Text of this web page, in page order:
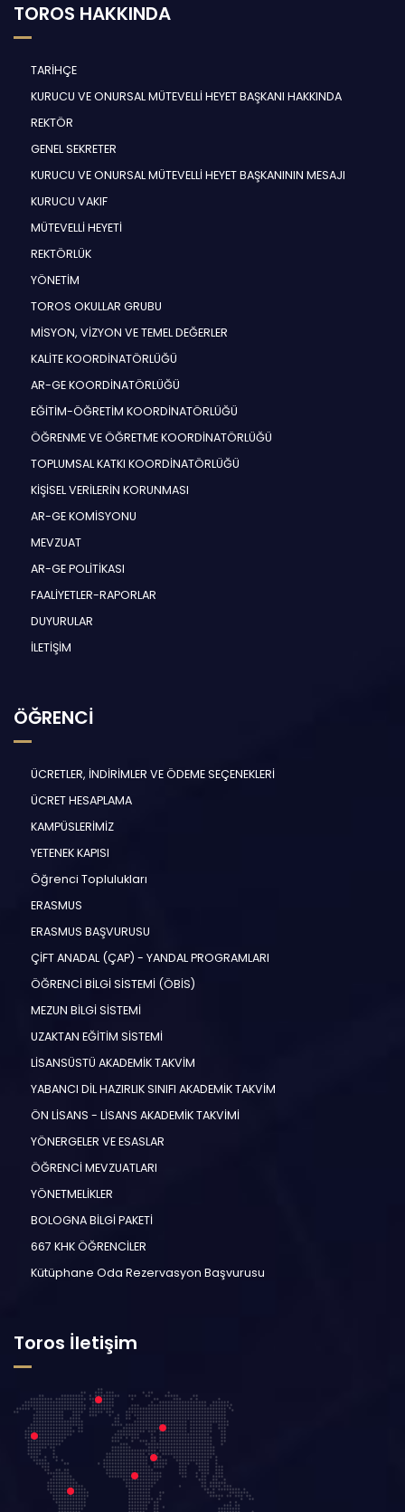
TOROS HAKKINDA
TARİHÇE
KURUCU VE ONURSAL MÜTEVELLİ HEYET BAŞKANI HAKKINDA
REKTÖR
GENEL SEKRETER
KURUCU VE ONURSAL MÜTEVELLİ HEYET BAŞKANININ MESAJI
KURUCU VAKIF
MÜTEVELLİ HEYETİ
REKTÖRLÜK
YÖNETİM
TOROS OKULLAR GRUBU
MİSYON, VİZYON VE TEMEL DEĞERLER
KALİTE KOORDİNATÖRLÜĞÜ
AR-GE KOORDİNATÖRLÜĞÜ
EĞİTİM-ÖĞRETİM KOORDİNATÖRLÜĞÜ
ÖĞRENME VE ÖĞRETME KOORDİNATÖRLÜĞÜ
TOPLUMSAL KATKI KOORDİNATÖRLÜĞÜ
KİŞİSEL VERİLERİN KORUNMASI
AR-GE KOMİSYONU
MEVZUAT
AR-GE POLİTİKASI
FAALİYETLER-RAPORLAR
DUYURULAR
İLETİŞİM
ÖĞRENCİ
ÜCRETLER, İNDİRİMLER VE ÖDEME SEÇENEKLERİ
ÜCRET HESAPLAMA
KAMPÜSLERİMİZ
YETENEK KAPISI
Öğrenci Toplulukları
ERASMUS
ERASMUS BAŞVURUSU
ÇİFT ANADAL (ÇAP) - YANDAL PROGRAMLARI
ÖĞRENCİ BİLGİ SİSTEMİ (ÖBİS)
MEZUN BİLGİ SİSTEMİ
UZAKTAN EĞİTİM SİSTEMİ
LİSANSÜSTÜ AKADEMİK TAKVİM
YABANCI DİL HAZIRLIK SINIFI AKADEMİK TAKVİM
ÖN LİSANS - LİSANS AKADEMİK TAKVİMİ
YÖNERGELER VE ESASLAR
ÖĞRENCİ MEVZUATLARI
YÖNETMELİKLER
BOLOGNA BİLGİ PAKETİ
667 KHK ÖĞRENCİLER
Kütüphane Oda Rezervasyon Başvurusu
Toros İletişim